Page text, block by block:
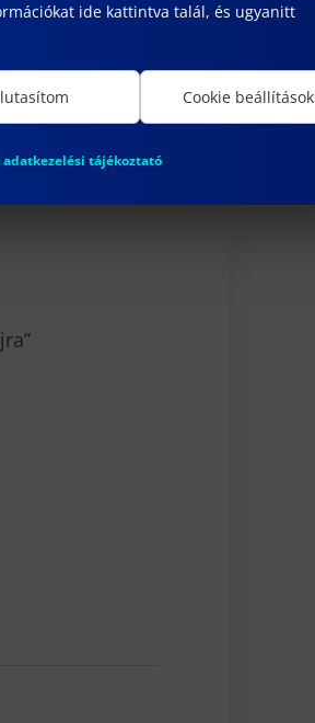
ide kattintva talál, és ugyanitt
Cookie beállítások
tájékoztató